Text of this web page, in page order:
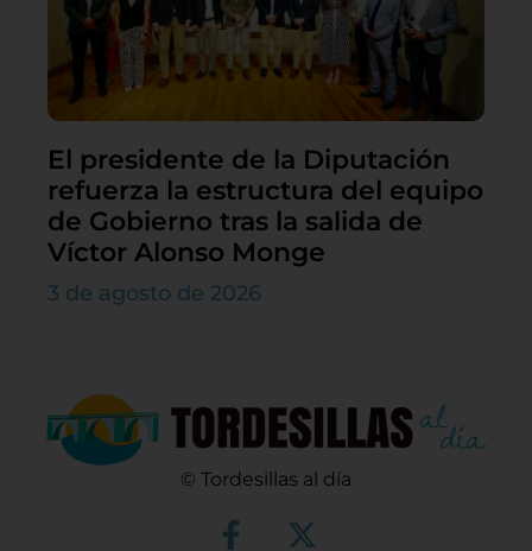
El presidente de la Diputación
refuerza la estructura del equipo
de Gobierno tras la salida de
Víctor Alonso Monge
3 de agosto de 2026
© Tordesillas al día